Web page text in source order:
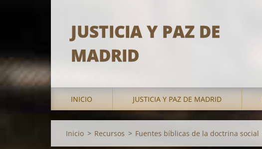
JUSTICIA Y PAZ DE
MADRID
INICIO JUSTICIA Y PAZ DE MADRID
Inicio > Recursos > Fuentes bíblicas de la doctrina social